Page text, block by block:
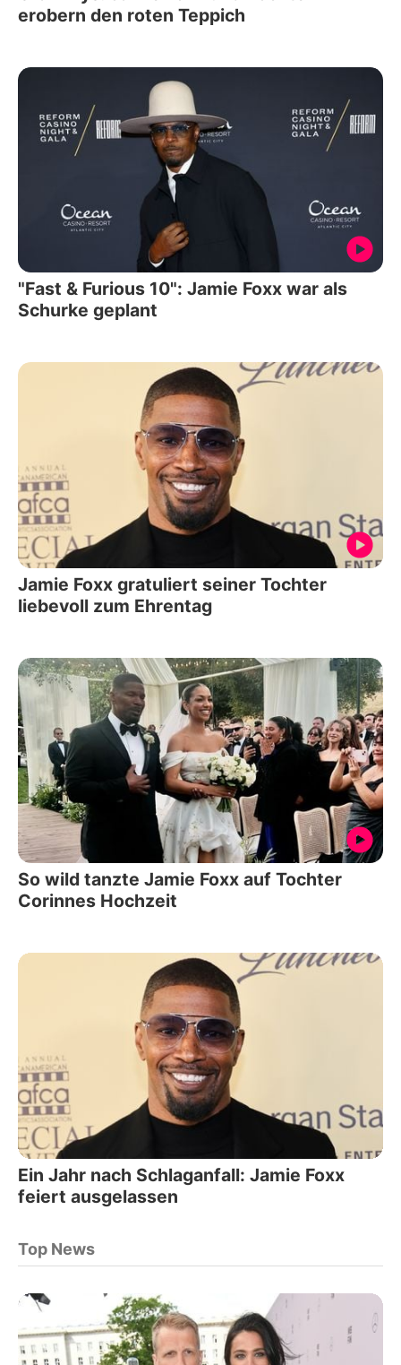
erobern den roten Teppich
"Fast & Furious 10": Jamie Foxx war als
Schurke geplant
Jamie Foxx gratuliert seiner Tochter
liebevoll zum Ehrentag
So wild tanzte Jamie Foxx auf Tochter
Corinnes Hochzeit
Ein Jahr nach Schlaganfall: Jamie Foxx
feiert ausgelassen
Top News